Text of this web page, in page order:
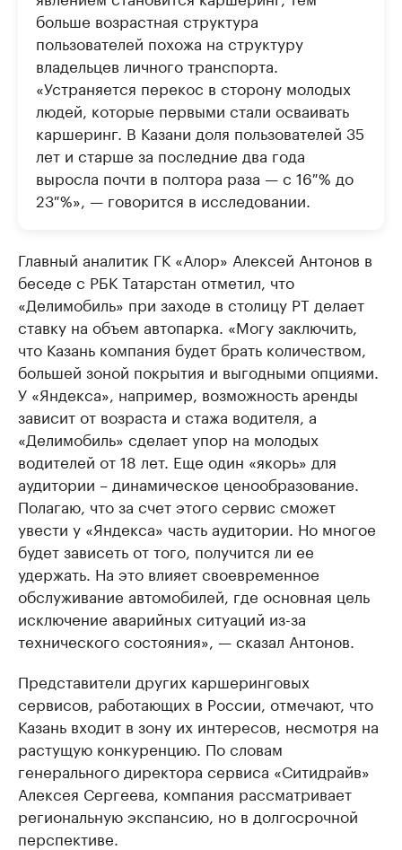
больше возрастная структура
пользователей похожа на структуру
владельцев личного транспорта.
«Устраняется перекос в сторону молодых
людей, которые первыми стали осваивать
каршеринг. В Казани доля пользователей 35
лет и старше за последние два года
выросла почти в полтора раза — с 16 % до
23 %», — говорится в исследовании.
Главный аналитик ГК «Алор» Алексей Антонов в
беседе с РБК Татарстан отметил, что
«Делимобиль» при заходе в столицу РТ делает
ставку на объем автопарка. «Могу заключить,
что Казань компания будет брать количеством,
большей зоной покрытия и выгодными опциями.
У «Яндекса», например, возможность аренды
зависит от возраста и стажа водителя, а
«Делимобиль» сделает упор на молодых
водителей от 18 лет. Еще один «якорь» для
аудитории – динамическое ценообразование.
Полагаю, что за счет этого сервис сможет
увести у «Яндекса» часть аудитории. Но многое
будет зависеть от того, получится ли ее
удержать. На это влияет своевременное
обслуживание автомобилей, где основная цель
исключение аварийных ситуаций из-за
технического состояния», — сказал Антонов.
Представители других каршеринговых
сервисов, работающих в России, отмечают, что
Казань входит в зону их интересов, несмотря на
растущую конкуренцию. По словам
генерального директора сервиса «Ситидрайв»
Алексея Сергеева, компания рассматривает
региональную экспансию, но в долгосрочной
перспективе.